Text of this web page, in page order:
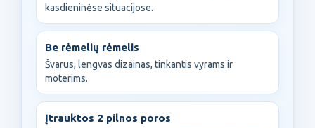
kasdieninėse situacijose.
Be rėmelių rėmelis
Švarus, lengvas dizainas, tinkantis vyrams ir
moterims.
Įtrauktos 2 pilnos poros